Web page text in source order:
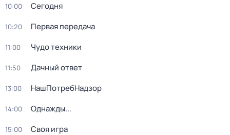
10:00 Сегодня
10:20 Первая передача
11:00 Чудо техники
11:50 Дачный ответ
13:00 НашПотребНадзор
14:00 Однажды...
15:00 Своя игра